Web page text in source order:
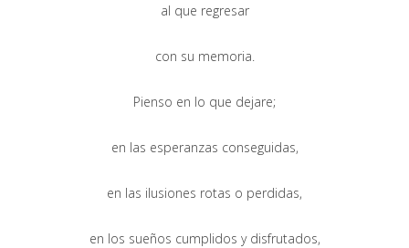
al que regresar
con su memoria.
Pienso en lo que dejare;
en las esperanzas conseguidas,
en las ilusiones rotas o perdidas,
en los sueños cumplidos y disfrutados,